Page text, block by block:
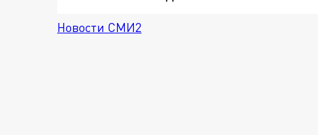
Новости СМИ2